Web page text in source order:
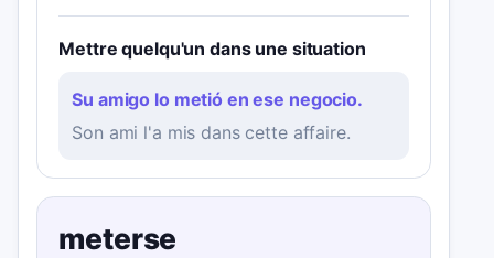
Mettre quelqu'un dans une situation
Su amigo lo metió en ese negocio.
Son ami l'a mis dans cette affaire.
meterse